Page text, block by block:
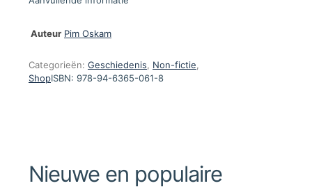
Auteur Pim Oskam
Categorieën: Geschiedenis Non-fictie
ShopISBN: 978-94-6365-061-8
Nieuwe en populaire